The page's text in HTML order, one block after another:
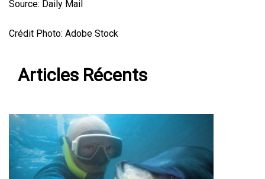
Source: Daily Mail
Crédit Photo: Adobe Stock
Articles Récents